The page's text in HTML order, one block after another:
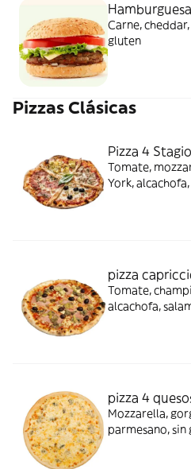
Carne,
gluten
Pizzas Clásicas
Pizza 4
Tomate,
York,
pizza
Tomate,
alcachofa,
pizza 4
Mozzarella,
parmesano, sin